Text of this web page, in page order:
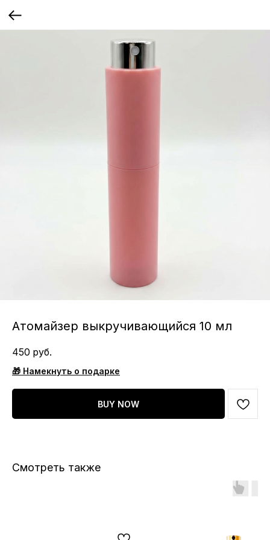
Атомайзер выкручивающийся 10 мл
450 руб.
🎁 Намекнуть о подарке
BUY NOW
Смотреть также